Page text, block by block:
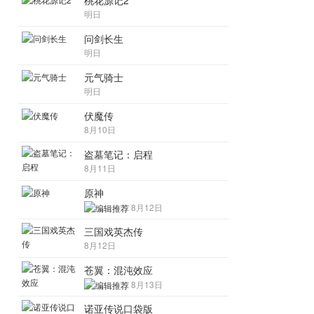
明日
问剑长生
明日
元气骑士
明日
伏魔传
8月10日
盗墓笔记：启程
8月11日
原神
8月12日
三国戏英杰传
8月12日
苍翼：混沌效应
8月13日
诺亚传说口袋版